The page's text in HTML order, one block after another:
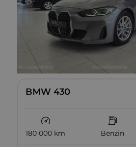
BMW 430
180 000 km Benzin